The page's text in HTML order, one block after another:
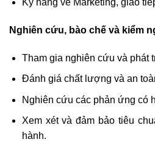
Kỹ năng về Marketing, giao
Nghiên cứu, bào chế và kiểm
Tham gia nghiên cứu và phát
Đánh giá chất lượng và an
Nghiên cứu các phản ứng có
Xem xét và đảm bảo tiêu
hành.